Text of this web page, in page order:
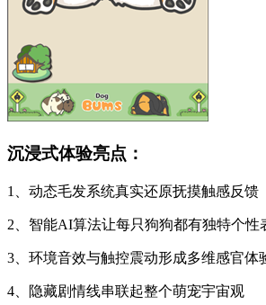
沉浸式体验亮点：
1、动态毛发系统真实还原抚摸触感反馈
2、智能AI算法让每只狗狗都有独特个性
3、环境音效与触控震动形成多维感官体
4、隐藏剧情线串联起整个萌宠宇宙观